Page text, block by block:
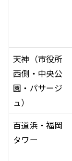
天神（市役所
西側・中央公
園・パサージ
ュ）
百道浜・福岡
タワー